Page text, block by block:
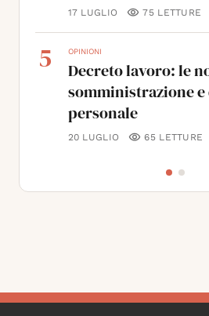
17 LUGLIO 75LETTURE
5 OPINIONI
Decreto lavoro: le
somministrazione e
personale
20 LUGLIO 65LETTURE